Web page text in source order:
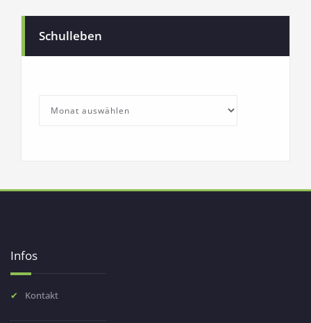
Schulleben
Infos
Kontakt